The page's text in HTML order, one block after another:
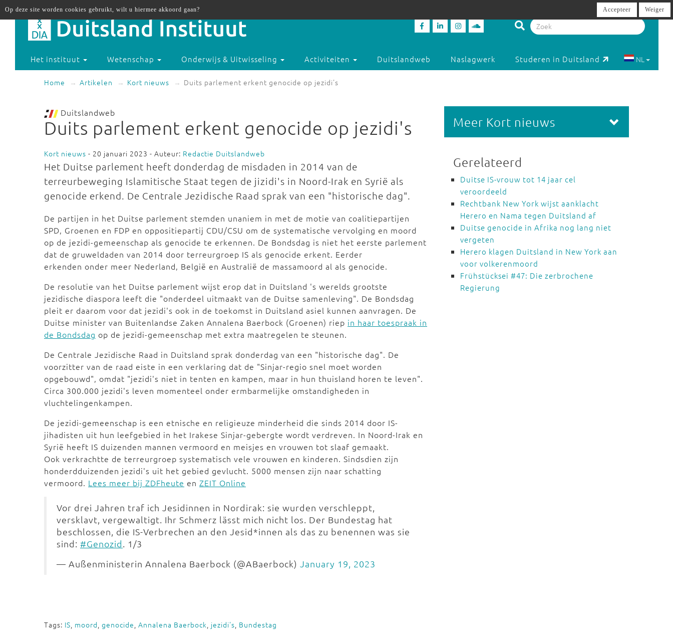
Het instituut Wetenschap Onderwijs & Uitwisseling Activiteiten Duitslandweb Naslagwerk Studeren in Duitsland NL
Home Artikelen Kort nieuws Duits parlement erkent genocide op jezidi's
Duitslandweb
Duits parlement erkent genocide op jezidi's
Kort nieuws - 20 januari 2023 - Auteur: Redactie Duitslandweb
Het Duitse parlement heeft donderdag de misdaden in 2014 van de
terreurbeweging Islamitische Staat tegen de jizidi's in Noord-Irak en Syrië als
genocide erkend. De Centrale Jezidische Raad sprak van een "historische dag".
De partijen in het Duitse parlement stemden unaniem in met de motie van coalitiepartijen
SPD, Groenen en FDP en oppositiepartij CDU/CSU om de systematische vervolging en moord
op de jezidi-gemeenschap als genocide te erkennen. De Bondsdag is niet het eerste parlement
dat de gruweldaden van 2014 door terreurgroep IS als genocide erkent. Eerder
erkenden onder meer Nederland, België en Australië de massamoord al als genocide.
De resolutie van het Duitse parlement wijst erop dat in Duitsland 's werelds grootste
jezidische diaspora leeft die "onderdeel uitmaakt van de Duitse samenleving". De Bondsdag
pleit er daarom voor dat jezidi's ook in de toekomst in Duitsland asiel kunnen aanvragen. De
Duitse minister van Buitenlandse Zaken Annalena Baerbock (Groenen) riep in haar toespraak in
de Bondsdag op de jezidi-gemeenschap met extra maatregelen te steunen.
De Centrale Jezidische Raad in Duitsland sprak donderdag van een "historische dag". De
voorzitter van de raad eiste in een verklaring dat de "Sinjar-regio snel moet worden
opgebouwd", omdat "jezidi's niet in tenten en kampen, maar in hun thuisland horen te leven".
Circa 300.000 jezidi's leven momenteel onder ermbarmelijke omstandigheden in
vluchtelingenkampen.
De jezidi-gemeenschap is een etnische en religieuze minderheid die sinds 2014 door IS-
jihadisten uit hun leefgebied in het Irakese Sinjar-gebergte wordt verdreven. In Noord-Irak en
Syrië heeft IS duizenden mannen vermoord en meisjes en vrouwen tot slaaf gemaakt.
Ook verkrachtte de terreurgroep systematisch vele vrouwen en kinderen. Sindsdien zijn
honderdduizenden jezidi's uit het gebied gevlucht. 5000 mensen zijn naar schatting
vermoord. Lees meer bij ZDFheute en ZEIT Online
Vor drei Jahren traf ich Jesidinnen in Nordirak: sie wurden verschleppt,
versklavt, vergewaltigt. Ihr Schmerz lässt mich nicht los. Der Bundestag hat
beschlossen, die IS-Verbrechen an den Jesid*innen als das zu benennen was sie
sind: #Genozid. 1/3
— Außenministerin Annalena Baerbock (@ABaerbock) January 19, 2023
Tags: IS, moord, genocide, Annalena Baerbock, jezidi's, Bundestag
Meer Kort nieuws
Gerelateerd
Duitse IS-vrouw tot 14 jaar cel
veroordeeld
Rechtbank New York wijst aanklacht
Herero en Nama tegen Duitsland af
Duitse genocide in Afrika nog lang niet
vergeten
Herero klagen Duitsland in New York aan
voor volkerenmoord
Frühstücksei #47: Die zerbrochene
Regierung
Op deze site worden cookies gebruikt, wilt u hiermee akkoord gaan? Accepteer Weiger